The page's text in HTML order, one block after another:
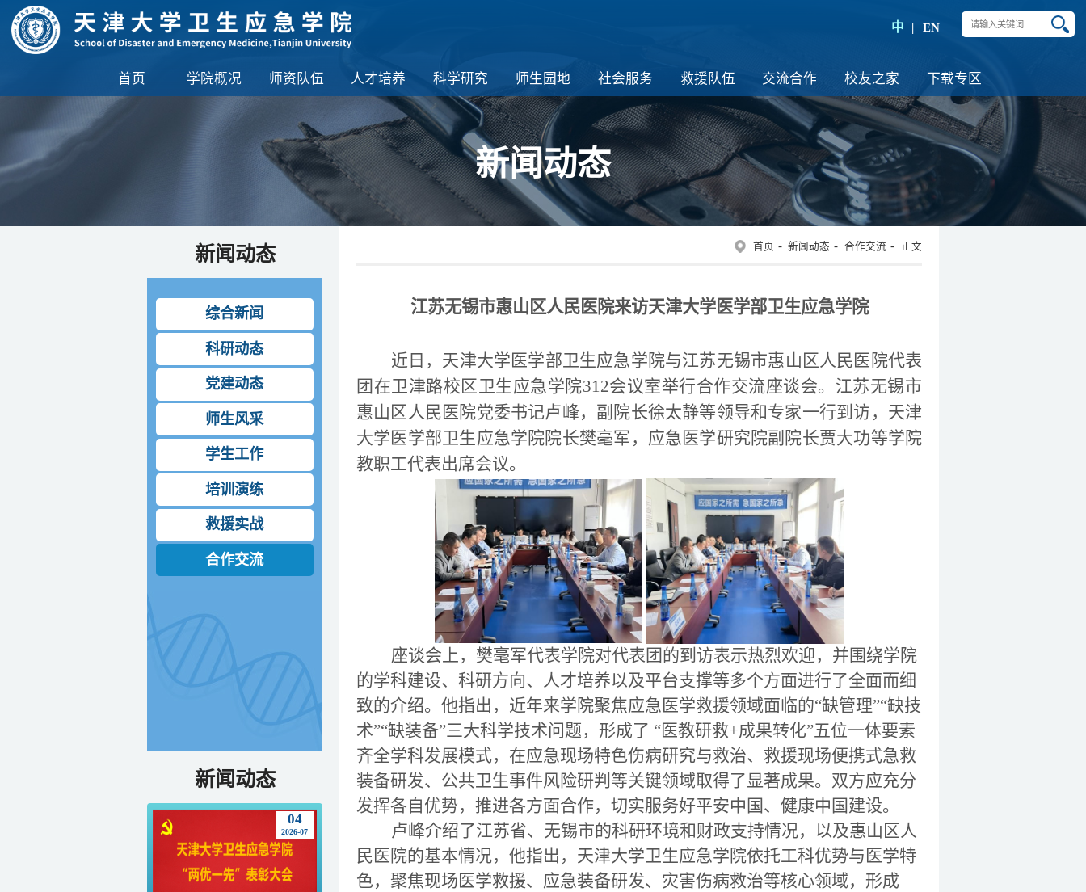
中 EN
首页 学院概况 师资队伍 人才培养 科学研究 师生园地 社会服务 救援队伍 交流合作 校友之家 下载专区
新闻动态
首页 新闻动态 合作交流 正文
江苏无锡市惠山区人民医院来访天津大学医学部卫生应急学院
近日，天津大学医学部卫生应急学院与江苏无锡市惠山区人民医院代表
团在卫津路校区卫生应急学院312会议室举行合作交流座谈会。江苏无锡市
惠山区人民医院党委书记卢峰，副院长徐太静等领导和专家一行到访，天津
大学医学部卫生应急学院院长樊毫军，应急医学研究院副院长贾大功等学院
教职工代表出席会议。
座谈会上，樊毫军代表学院对代表团的到访表示热烈欢迎，并围绕学院
的学科建设、科研方向、人才培养以及平台支撑等多个方面进行了全面而细
致的介绍。 他指出，近年来学院聚焦应急医学救援领域面临的“缺管理”“缺技
术”“缺装备”三大科学技术问题，形成了 “医教研救+成果转化”五位一体要素
齐全学科发展模式，在应急现场特色伤病研究与救治、救援现场便携式急救
装备研发、公共卫生事件风险研判等关键领域取得了显著成果。双方应充分
发挥各自优势，推进各方面合作，切实服务好平安中国、健康中国建设。
卢峰介绍了江苏省、无锡市的科研环境和财政支持情况，以及惠山区人
民医院的基本情况，他指出，天津大学卫生应急学院依托工科优势与医学特
色，聚焦现场医学救援、应急装备研发、灾害伤病救治等核心领域，形成
新闻动态
综合新闻
科研动态
党建动态
师生风采
学生工作
培训演练
救援实战
合作交流
新闻动态
04
2026-07